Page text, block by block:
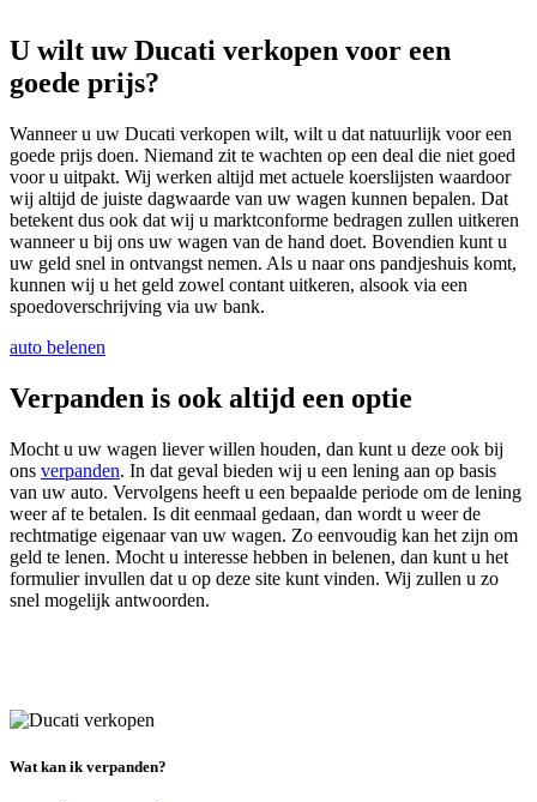
U wilt uw Ducati verkopen voor een
goede prijs?
Wanneer u uw Ducati verkopen wilt, wilt u dat natuurlijk voor een
goede prijs doen. Niemand zit te wachten op een deal die niet goed
voor u uitpakt. Wij werken altijd met actuele koerslijsten waardoor
wij altijd de juiste dagwaarde van uw wagen kunnen bepalen. Dat
betekent dus ook dat wij u marktconforme bedragen zullen uitkeren
wanneer u bij ons uw wagen van de hand doet. Bovendien kunt u
uw geld snel in ontvangst nemen. Als u naar ons pandjeshuis komt,
kunnen wij u het geld zowel contant uitkeren, alsook via een
spoedoverschrijving via uw bank.
auto belenen
Verpanden is ook altijd een optie
Mocht u uw wagen liever willen houden, dan kunt u deze ook bij
ons verpanden. In dat geval bieden wij u een lening aan op basis
van uw auto. Vervolgens heeft u een bepaalde periode om de lening
weer af te betalen. Is dit eenmaal gedaan, dan wordt u weer de
rechtmatige eigenaar van uw wagen. Zo eenvoudig kan het zijn om
geld te lenen. Mocht u interesse hebben in belenen, dan kunt u het
formulier invullen dat u op deze site kunt vinden. Wij zullen u zo
snel mogelijk antwoorden.
Wat kan ik verpanden?